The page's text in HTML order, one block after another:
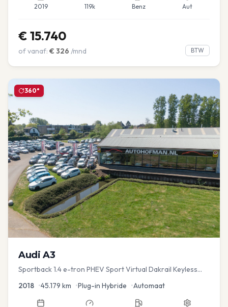
2019 119k Benz Aut
€ 15.740
of vanaf: € 326 /mnd BTW
360°
Audi A3
Sportback 1.4 e-tron PHEV Sport Virtual Dakrail Keyless
2018 •45.179 km •Plug-in Hybride •Automaat